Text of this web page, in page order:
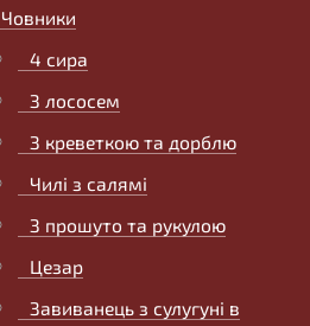
Човники
4 сира
З лососем
З креветкою та дорблю
Чилі з салямі
З прошуто та рукулою
Цезар
Завиванець з сулугуні в